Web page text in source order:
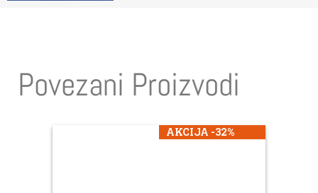
Povezani Proizvodi
AKCIJA -32%